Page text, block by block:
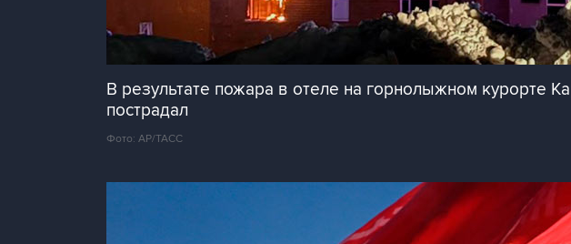
В результате пожара в отеле на горнолыжном курорте
пострадал
Фото: АР/ТАСС